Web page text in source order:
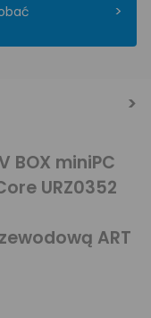
>
BOX miniPC
URZ0352
ART